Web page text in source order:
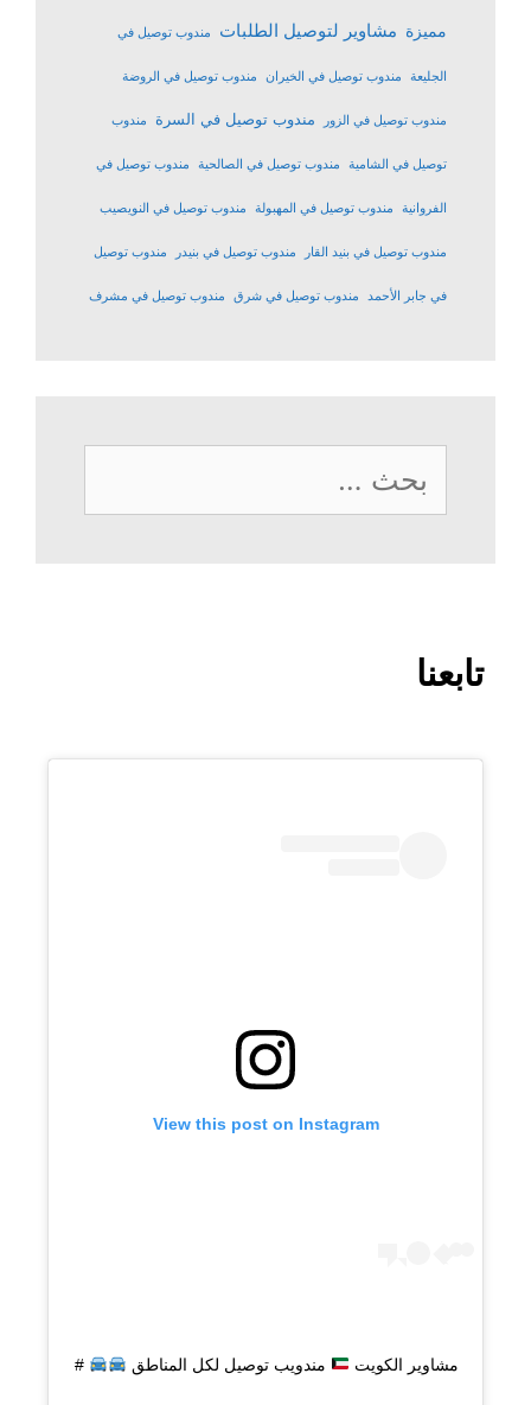
مميزة مشاوير لتوصيل الطلبات مندوب توصيل في
الجليعة مندوب توصيل في الخيران مندوب توصيل في الروضة
مندوب توصيل في الزور مندوب توصيل في السرة مندوب
توصيل في الشامية مندوب توصيل في الصالحية مندوب توصيل في
الفروانية مندوب توصيل في المهبولة مندوب توصيل في النويصيب
مندوب توصيل في بنيد القار مندوب توصيل في بنيدر مندوب توصيل
في جابر الأحمد مندوب توصيل في شرق مندوب توصيل في مشرف
البحث
عن:
تابعنا
View this post on Instagram
مشاوير الكويت مندويب توصيل لكل المناطق #